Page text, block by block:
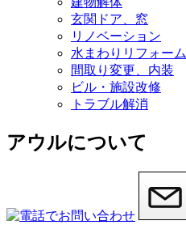
玄関ドア、窓
リノベーション
水まわりリフォーム
間取り変更、内装
ビル・施設改修
トラブル解消
アウルについて